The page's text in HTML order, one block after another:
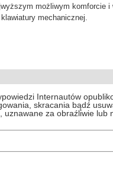
możliwym komforcie i
mechanicznej.
Internautów
skracania bądź
za obraźliwie lub